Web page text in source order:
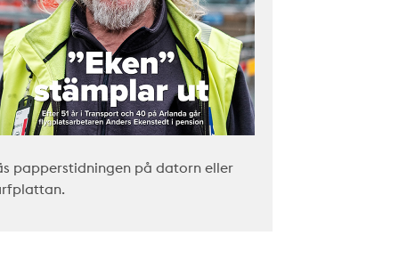
papperstidningen på datorn eller